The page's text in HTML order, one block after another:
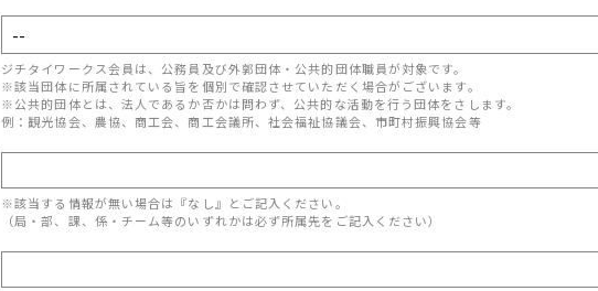
ジチタイワークス会員は、公務員及び外郭団体・公共的団体職員が対象です。
※該当団体に所属されている旨を個別で確認させていただく場合がございます。
※公共的団体とは、法人であるか否かは問わず、公共的な活動を行う団体をさします。
例：観光協会、農協、商工会、商工会議所、社会福祉協議会、市町村振興協会等
※該当する情報が無い場合は『なし』とご記入ください。
（局・部、課、係・チーム等のいずれかは必ず所属先をご記入ください）